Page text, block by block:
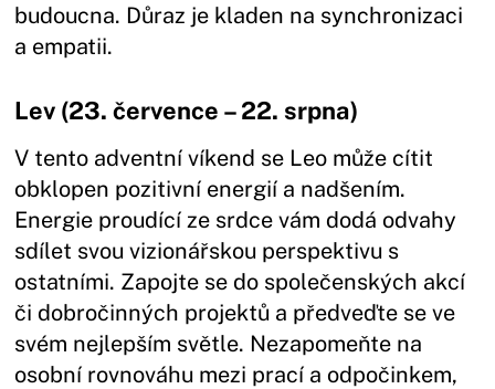
budoucna. Důraz je kladen na synchronizaci
a empatii.
Lev (23. července – 22. srpna)
V tento adventní víkend se Leo může cítit
obklopen pozitivní energií a nadšením.
Energie proudící ze srdce vám dodá odvahy
sdílet svou vizionářskou perspektivu s
ostatními. Zapojte se do společenských akcí
či dobročinných projektů a předveďte se ve
svém nejlepším světle. Nezapomeňte na
osobní rovnováhu mezi prací a odpočinkem,